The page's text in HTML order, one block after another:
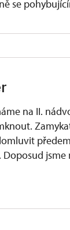
se
na II.